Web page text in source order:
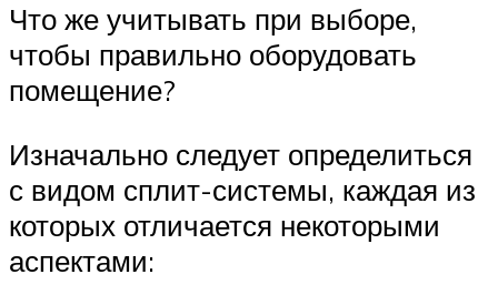
Что же учитывать при выборе,
чтобы правильно оборудовать
помещение?
Изначально следует определиться
с видом сплит-системы, каждая из
которых отличается некоторыми
аспектами: